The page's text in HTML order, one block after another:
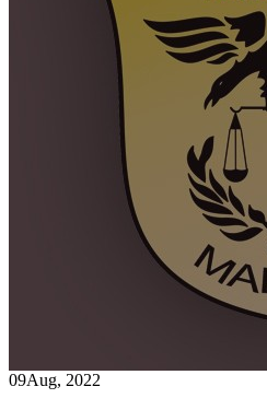
09Aug, 2022